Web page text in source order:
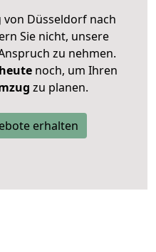
von Düsseldorf nach
Sie nicht, unsere
zu nehmen.
noch, um Ihren
zu planen.
erhalten